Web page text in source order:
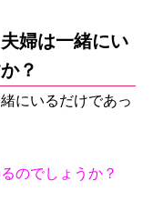
婦は一緒にい
？
にいるだけであっ
のでしょうか？